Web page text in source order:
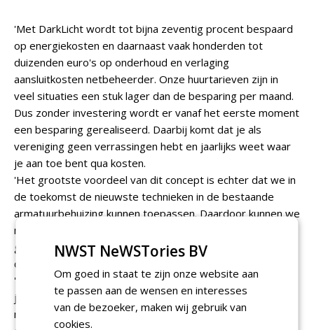
'Met DarkLicht wordt tot bijna zeventig procent bespaard
op energiekosten en daarnaast vaak honderden tot
duizenden euro's op onderhoud en verlaging
aansluitkosten netbeheerder. Onze huurtarieven zijn in
veel situaties een stuk lager dan de besparing per maand.
Dus zonder investering wordt er vanaf het eerste moment
een besparing gerealiseerd. Daarbij komt dat je als
vereniging geen verrassingen hebt en jaarlijks weet waar
je aan toe bent qua kosten.
'Het grootste voordeel van dit concept is echter dat we in
de toekomst de nieuwste technieken in de bestaande
armatuurbehuizing kunnen toepassen. Daardoor kunnen we
met onze klanten altijd voor maximale energiebesparing
gaan en zetten we het concept volledig modulair en
circulair in.
'We zijn nu in gesprek met de eerste gemeenten om dit
jaar de eerste projecten op basis van dit model te
realiseren. Eerst gaan we het kleinschalig uitrollen en van
NWST NeWSTories BV
Om goed in staat te zijn onze website aan
te passen aan de wensen en interesses
van de bezoeker, maken wij gebruik van
cookies.